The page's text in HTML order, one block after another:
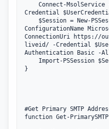
Connect-MsolService
Credential
$Session = New-
ConfigurationName
ConnectionUri https://
liveid/ -Credential
Authentication Basic -
Import-PSSession
}
#Get Primary SMTP
function Get-